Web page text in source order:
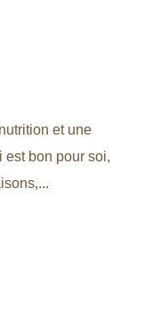
et une
est bon pour soi,